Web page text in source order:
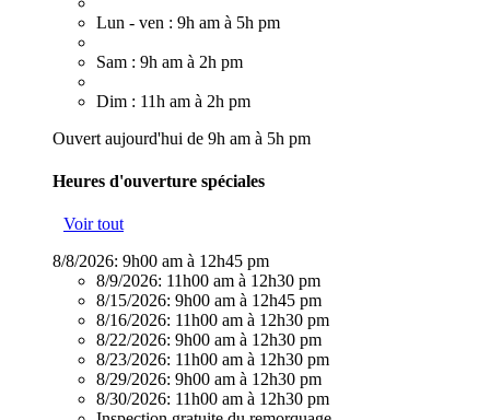
Lun - ven : 9h am à 5h pm
Sam : 9h am à 2h pm
Dim : 11h am à 2h pm
Ouvert aujourd'hui de 9h am à 5h pm
Heures d'ouverture spéciales
Voir tout
8/8/2026: 9h00 am à 12h45 pm
8/9/2026: 11h00 am à 12h30 pm
8/15/2026: 9h00 am à 12h45 pm
8/16/2026: 11h00 am à 12h30 pm
8/22/2026: 9h00 am à 12h30 pm
8/23/2026: 11h00 am à 12h30 pm
8/29/2026: 9h00 am à 12h30 pm
8/30/2026: 11h00 am à 12h30 pm